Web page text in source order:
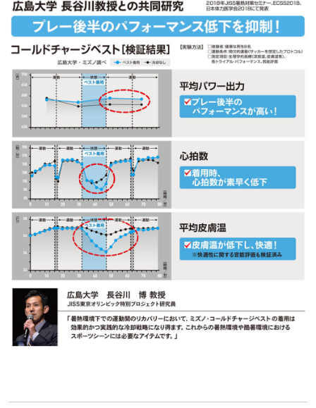
サポート
直営店一覧
取扱店一覧
保冷剤
水、不凍液、防腐剤
原産国
日本製
発売シーズン
2020年春夏